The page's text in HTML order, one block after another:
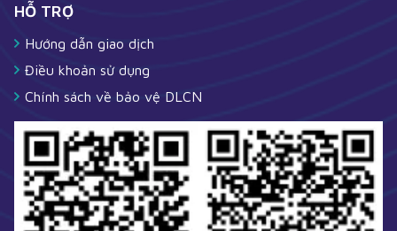
HỖ TRỢ
Hướng dẫn giao dịch
Điều khoản sử dụng
Chính sách về bảo vệ DLCN